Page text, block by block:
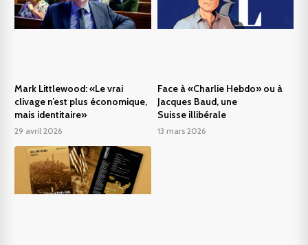
Mark Littlewood: «Le vrai
clivage n’est plus économique,
mais identitaire»
29 avril 2026
Face à «Charlie Hebdo» ou à
Jacques Baud, une
Suisse illibérale
13 mars 2026